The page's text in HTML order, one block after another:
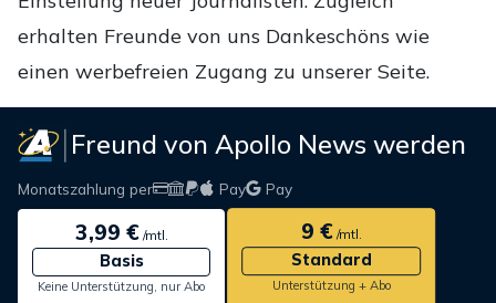
erhalten Freunde von uns Dankeschöns wie
einen werbefreien Zugang zu unserer Seite.
Freund von Apollo News werden
Monatszahlung per Pay Pay
3,99 €/mtl.
Basis
Keine Unterstützung, nur Abo
9 €/mtl.
Standard
Unterstützung + Abo